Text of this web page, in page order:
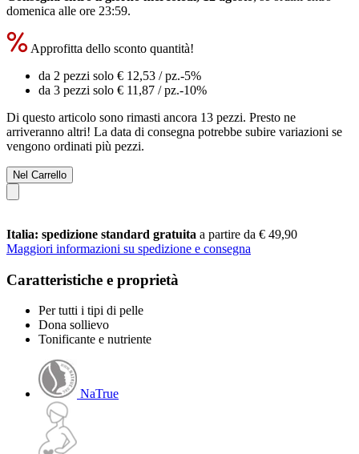
domenica alle ore 23:59.
Approfitta dello sconto quantità!
da 2 pezzi solo € 12,53 / pz.-5%
da 3 pezzi solo € 11,87 / pz.-10%
Di questo articolo sono rimasti ancora 13 pezzi. Presto ne
arriveranno altri! La data di consegna potrebbe subire variazioni se
vengono ordinati più pezzi.
Nel Carrello
Italia: spedizione standard gratuita a partire da € 49,90
Maggiori informazioni su spedizione e consegna
Caratteristiche e proprietà
Per tutti i tipi di pelle
Dona sollievo
Tonificante e nutriente
NaTrue